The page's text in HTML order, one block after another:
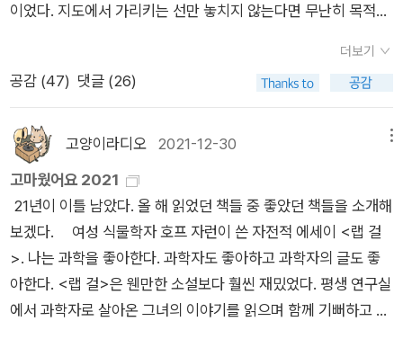
도 거리두기만 적절하면 다시 처음과 같은 감동으로 볼 수 있다.
평생. 심술도 부리고 고집도 쓰고, 똥강아지 할머니인데 사노 요
코 글을 읽으면 왜 따뜻하고 마음이 말랑해지고 충성을 맹세하게
될까? 어제 보던 <당신이 옳다>에서는 솔직함 때문에 모든 아기
들이 사랑스럽다고 하던데. 솔직함과 진짜 인생. <소년과 두더
지와 여우와 말>은 현대판 어린왕자 느낌이었다. 길 위의 소년이
친구들을 하나씩 만난다. 단순한 선과 색으로 이렇게 아름답게 표
현할 수 있구나. 거짓말처럼 아름다움은 한장 한장 이어진다. 이
야기를 조용히 따라가는 마음도 정화되는 기분. <100 인생 그림
책>은 기대와 다른 책이었다. 제목만 보고 100명의 인생이 한장
씩 박물관처럼 모여있는 줄 알았다. 1명의 인생을 1살부터 100살
까지 한장에 1년씩 그림으로 모은 책이다. 어떤 면에서는 착각도
이었다. 지도에서 가리키는 선만 놓치지 않는다면 무난히 목적지
빠져버려 되돌아가야 하는 길을 찾느라 다시 지도책을 들여다봐
야 했다. 실시간 교통 정보를 알 수 있고, 친절한 목소리로 10m
기능을 상실했다. 고속도로는 이정표뿐만 아니라 분홍이나 초록
으로 갈림길을 표시해주고 지하철이나 버스의 도착 시간도 알 수
있다. 온갖 과잉 친절로 세상 살기가 편해졌지만, 딱 그만큼 인간
들의 생각할 수 있는 능력은 빼앗기고, 점점 기다림을 못 견디는
호모 사피엔스가 되어 간다. 우리는 지도를 들여다 볼 여유도, 지
도를 따라 길을 찾아가야할 필요도 느끼지 못한다. [NPR 해외
통신원으로 활동하며 뉴델리, 예루살렘, 도쿄 등 30개국의 다양
한 도시에서 뉴스를 전하던 작가 에릭 와이너. 그는 어느 날 자신
더보기
공감 (47) 댓글 (26)
고양이라디오 2021-12-30
고마웠어요 2021
21년이 이틀 남았다. 올 해 읽었던 책들 중 좋았던 책들을 소개해
보겠다. 여성 식물학자 호프 자런이 쓴 자전적 에세이 <랩 걸
>. 나는 과학을 좋아한다. 과학자도 좋아하고 과학자의 글도 좋
아한다. <랩 걸>은 웬만한 소설보다 훨씬 재밌었다. 평생 연구실
에서 과학자로 살아온 그녀의 이야기를 읽으며 함께 기뻐하고 슬